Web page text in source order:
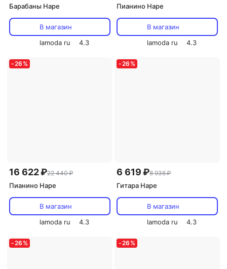
Барабаны Hape
В магазин
lamoda ru
4.3
Пианино Hape
В магазин
lamoda ru
4.3
-26 %
16 622 ₽22 440 ₽
Пианино Hape
В магазин
lamoda ru
4.3
-26 %
6 619 ₽8 936 ₽
Гитара Hape
В магазин
lamoda ru
4.3
-26 % -26 %